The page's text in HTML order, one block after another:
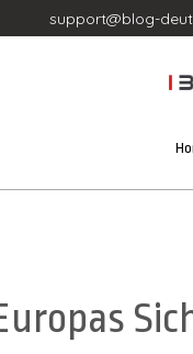
support@blog-